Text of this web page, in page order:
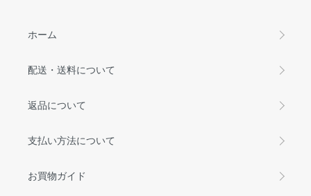
ホーム
配送・送料について
返品について
支払い方法について
お買物ガイド